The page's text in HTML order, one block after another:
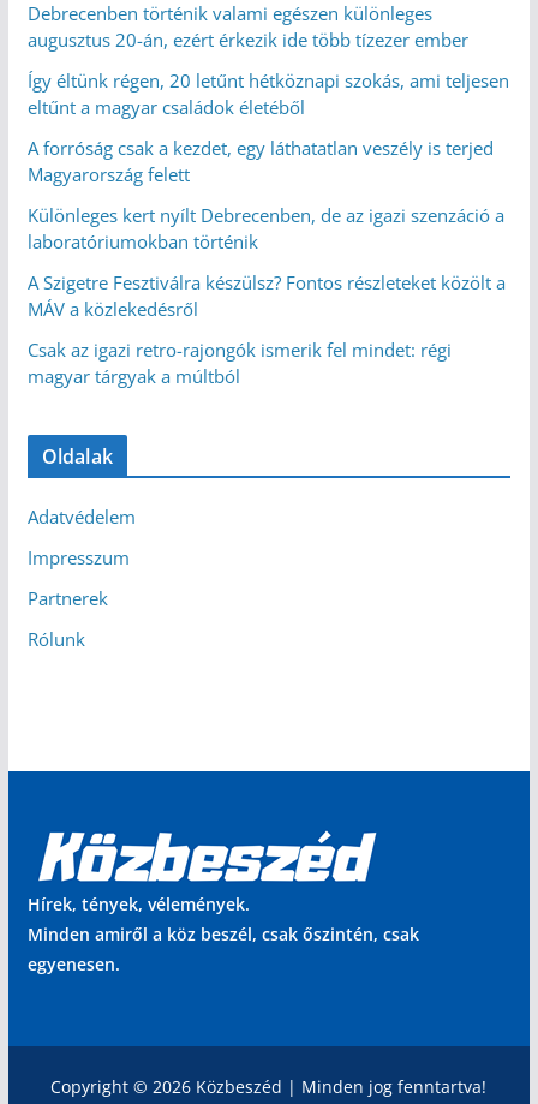
Debrecenben történik valami egészen különleges
augusztus 20-án, ezért érkezik ide több tízezer ember
Így éltünk régen, 20 letűnt hétköznapi szokás, ami teljesen
eltűnt a magyar családok életéből
A forróság csak a kezdet, egy láthatatlan veszély is terjed
Magyarország felett
Különleges kert nyílt Debrecenben, de az igazi szenzáció a
laboratóriumokban történik
A Szigetre Fesztiválra készülsz? Fontos részleteket közölt a
MÁV a közlekedésről
Csak az igazi retro-rajongók ismerik fel mindet: régi
magyar tárgyak a múltból
Oldalak
Adatvédelem
Impresszum
Partnerek
Rólunk
Hírek, tények, vélemények.
Minden amiről a köz beszél, csak őszintén, csak
egyenesen.
Copyright © 2026 Közbeszéd | Minden jog fenntartva!